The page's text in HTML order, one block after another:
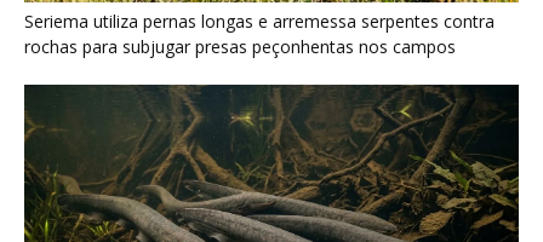
amplificar campo elétrico e atordoar cardumes de peixes
maiores na Amazônia